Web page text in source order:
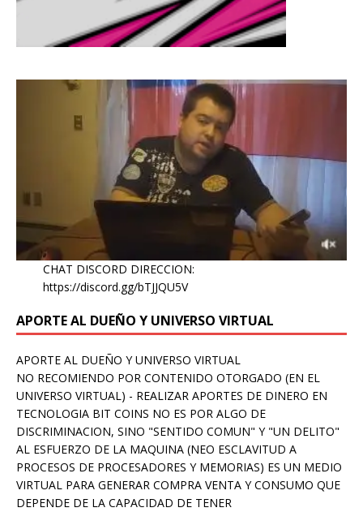
CHAT DISCORD DIRECCION:
https://discord.gg/bTJJQU5V
APORTE AL DUEÑO Y UNIVERSO VIRTUAL
APORTE AL DUEÑO Y UNIVERSO VIRTUAL
NO RECOMIENDO POR CONTENIDO OTORGADO (EN EL
UNIVERSO VIRTUAL) - REALIZAR APORTES DE DINERO EN
TECNOLOGIA BIT COINS NO ES POR ALGO DE
DISCRIMINACION, SINO "SENTIDO COMUN" Y "UN DELITO"
AL ESFUERZO DE LA MAQUINA (NEO ESCLAVITUD A
PROCESOS DE PROCESADORES Y MEMORIAS) ES UN MEDIO
VIRTUAL PARA GENERAR COMPRA VENTA Y CONSUMO QUE
DEPENDE DE LA CAPACIDAD DE TENER